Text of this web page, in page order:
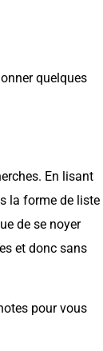
quelques
En lisant
la forme de liste
de se noyer
et donc sans
pour vous